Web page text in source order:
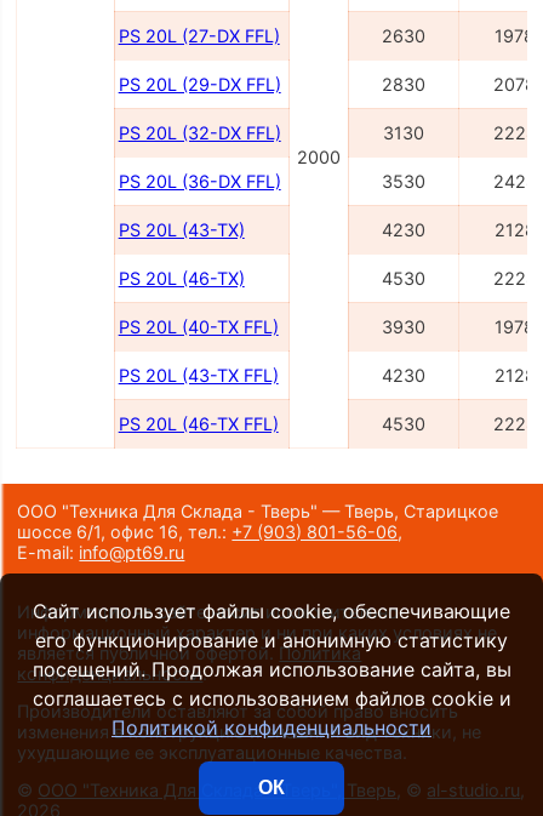
2000
PS 20L (27-DX FFL) 2630 1978
PS 20L (29-DX FFL) 2830 2078
PS 20L (32-DX FFL) 3130 2228
PS 20L (36-DX FFL) 3530 2428
PS 20L (43-TX) 4230 2128
PS 20L (46-TX) 4530 2228
PS 20L (40-TX FFL) 3930 1978
PS 20L (43-TX FFL) 4230 2128
PS 20L (46-TX FFL) 4530 2228
ООО "Техника Для Склада - Тверь" — Тверь, Старицкое
шоссе 6/1, офис 16,тел.: +7 (903) 801-56-06,
E-mail: info@pt69.ru
Информация на сайте носит исключительно
информационный характер и ни при каких условиях не
является публичной офертой. Политика
конфиденциальности.
Производители оставляют за собой право вносить
изменения в конструкцию и внешний вид техники, не
ухудшающие ее эксплуатационные качества.
© ООО "Техника Для Склада - Тверь", Тверь , © al-studio.ru
2026
Сайт использует файлы cookie, обеспечивающие
его функционирование и анонимную статистику
посещений. Продолжая использование сайта, вы
соглашаетесь с использованием файлов cookie и
Политикой конфиденциальности
ОК